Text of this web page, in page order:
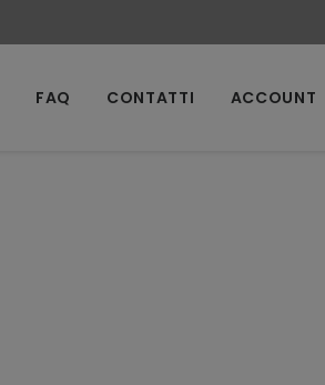
FAQ CONTATTI ACCOUNT